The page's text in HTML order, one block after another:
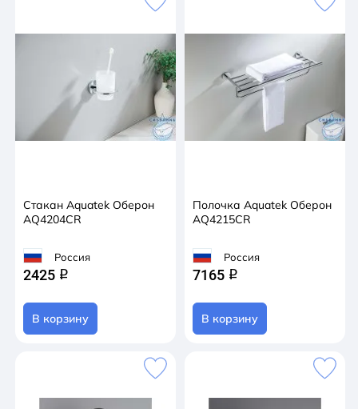
Стакан Aquatek Оберон
AQ4204CR
Россия
2425 q
В корзину
Полочка Aquatek Оберон
AQ4215CR
Россия
7165 q
В корзину